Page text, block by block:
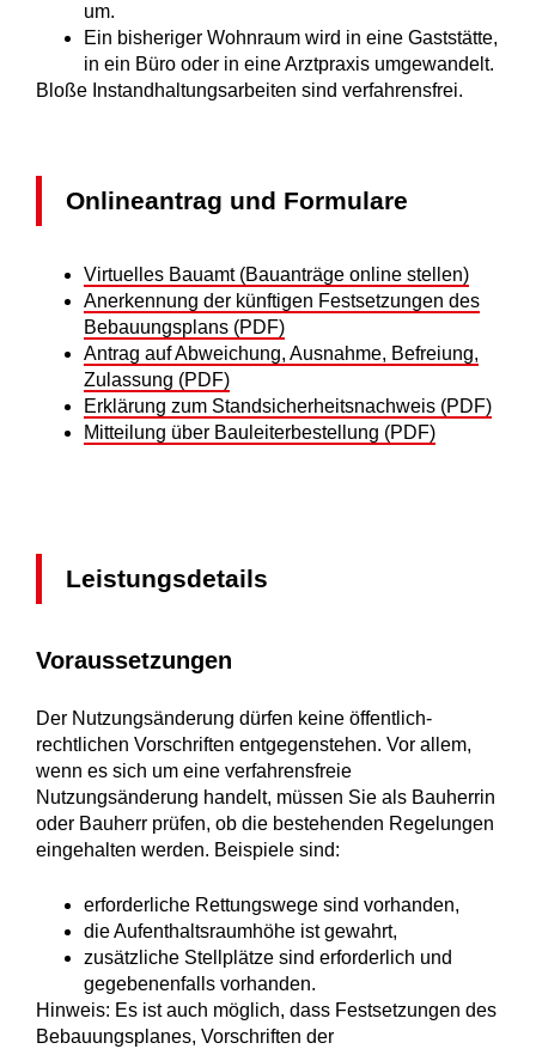
um.
Ein bisheriger Wohnraum wird in eine Gaststätte,
in ein Büro oder in eine Arztpraxis umgewandelt.
Bloße Instandhaltungsarbeiten sind verfahrensfrei.
Onlineantrag und Formulare
Virtuelles Bauamt (Bauanträge online stellen)
Anerkennung der künftigen Festsetzungen des
Bebauungsplans (PDF)
Antrag auf Abweichung, Ausnahme, Befreiung,
Zulassung (PDF)
Erklärung zum Standsicherheitsnachweis (PDF)
Mitteilung über Bauleiterbestellung (PDF)
Leistungsdetails
Voraussetzungen
Der Nutzungsänderung dürfen keine öffentlich-
rechtlichen Vorschriften entgegenstehen. Vor allem,
wenn es sich um eine verfahrensfreie
Nutzungsänderung handelt, müssen Sie als Bauherrin
oder Bauherr prüfen, ob die bestehenden Regelungen
eingehalten werden. Beispiele sind:
erforderliche Rettungswege sind vorhanden,
die Aufenthaltsraumhöhe ist gewahrt,
zusätzliche Stellplätze sind erforderlich und
gegebenenfalls vorhanden.
Hinweis: Es ist auch möglich, dass Festsetzungen des
Bebauungsplanes, Vorschriften der